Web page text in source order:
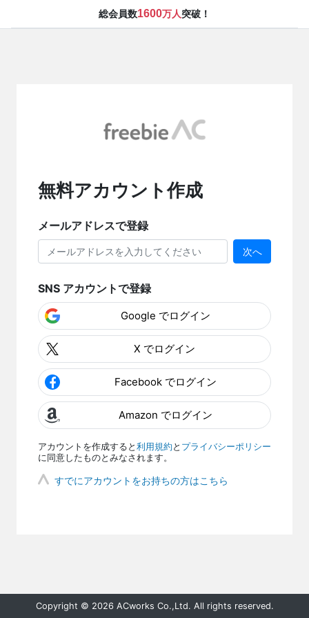
総会員数1600万人突破！
無料アカウント作成
メールアドレスで登録
次へ
SNS アカウントで登録
Google でログイン
X でログイン
Facebook でログイン
Amazon でログイン
アカウントを作成すると 利用規約 と プライバシーポリシー
に同意したものとみなされます。
すでにアカウントをお持ちの方はこちら
Copyright © 2026 ACworks Co.,Ltd. All rights reserved.